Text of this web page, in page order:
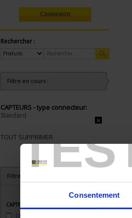
Consentement
Connexion
Rechercher :
Filtre en cours :
CAPTEURS - type connecteur:
Standard
TOUT SUPPRIMER
Filtrer les produits par critères
CAPTEURS - type connecteur
Jaeger